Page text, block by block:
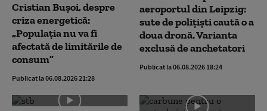
Cristian Bușoi, despre
criza energetică:
„Populația nu va fi
afectată de limitările de
consum”
Publicat la 06.08.2026 21:28
aeroportul din Leipzig:
sute de polițiști caută o a
doua dronă. Varianta
exclusă de anchetatori
Publicat la 06.08.2026 18:24